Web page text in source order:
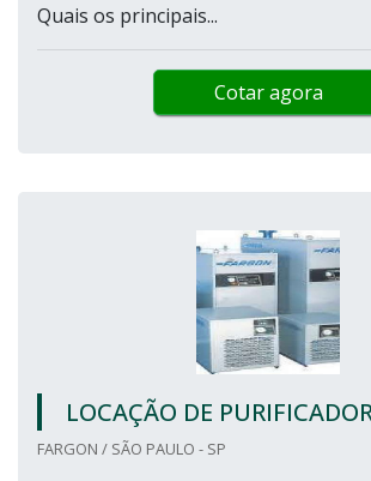
Quais os principais...
Cotar agora
LOCAÇÃO DE
FARGON / SÃO PAULO - SP